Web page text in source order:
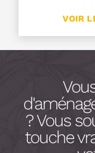
VOIR
? Vous
touche